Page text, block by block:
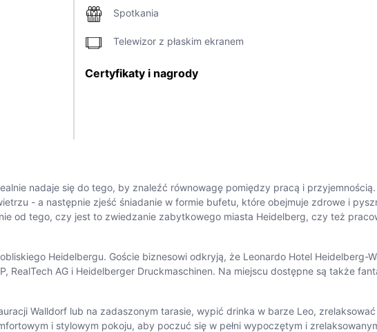
Spotkania
Telewizor z płaskim ekranem
Certyfikaty i nagrody
nadaje się do tego, by znaleźć równowagę pomiędzy pracą i
- a następnie zjeść śniadanie w formie bufetu, które obejmuje zdrowe i
od tego, czy jest to zwiedzanie zabytkowego miasta Heidelberg, czy też
Heidelbergu. Goście biznesowi odkryją, że Leonardo Hotel Heidelberg-
AG i Heidelberger Druckmaschinen. Na miejscu dostępne są także
Walldorf lub na zadaszonym tarasie, wypić drinka w barze Leo,
i stylowym pokoju, aby poczuć się w pełni wypoczętym i